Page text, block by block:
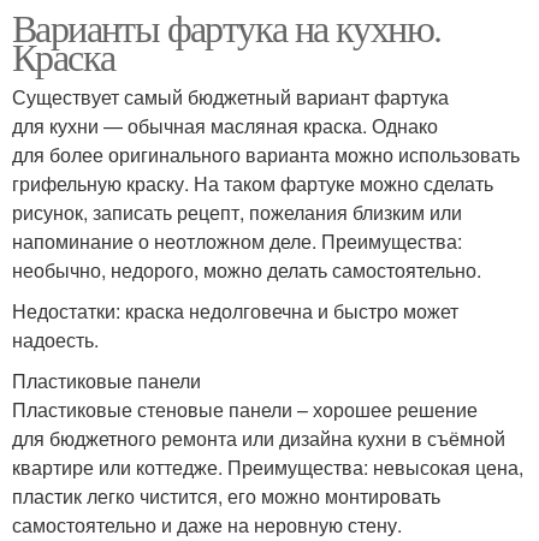
Варианты фартука на кухню.
Краска
Существует самый бюджетный вариант фартука
для кухни — обычная масляная краска. Однако
для более оригинального варианта можно использовать
грифельную краску. На таком фартуке можно сделать
рисунок, записать рецепт, пожелания близким или
напоминание о неотложном деле. Преимущества:
необычно, недорого, можно делать самостоятельно.
Недостатки: краска недолговечна и быстро может
надоесть.
Пластиковые панели
Пластиковые стеновые панели – хорошее решение
для бюджетного ремонта или дизайна кухни в съёмной
квартире или коттедже. Преимущества: невысокая цена,
пластик легко чистится, его можно монтировать
самостоятельно и даже на неровную стену.